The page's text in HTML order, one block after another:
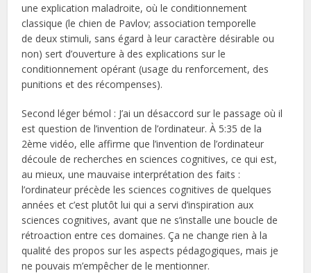
une explication maladroite, où le conditionnement
classique (le chien de Pavlov; association temporelle
de deux stimuli, sans égard à leur caractère désirable ou
non) sert d’ouverture à des explications sur le
conditionnement opérant (usage du renforcement, des
punitions et des récompenses).
Second léger bémol : J’ai un désaccord sur le passage où il
est question de l’invention de l’ordinateur. À 5:35 de la
2ème vidéo, elle affirme que l’invention de l’ordinateur
découle de recherches en sciences cognitives, ce qui est,
au mieux, une mauvaise interprétation des faits :
l’ordinateur précède les sciences cognitives de quelques
années et c’est plutôt lui qui a servi d’inspiration aux
sciences cognitives, avant que ne s’installe une boucle de
rétroaction entre ces domaines. Ça ne change rien à la
qualité des propos sur les aspects pédagogiques, mais je
ne pouvais m’empêcher de le mentionner.